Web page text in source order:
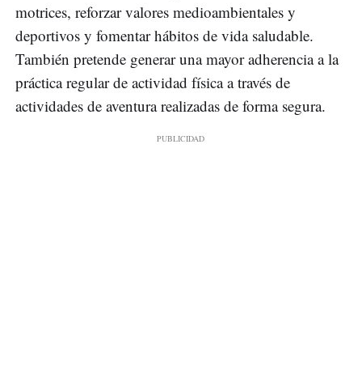
motrices, reforzar valores medioambientales y
deportivos y fomentar hábitos de vida saludable.
También pretende generar una mayor adherencia a la
práctica regular de actividad física a través de
actividades de aventura realizadas de forma segura.